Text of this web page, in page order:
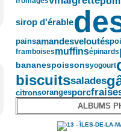
sirop d'érable
painsamandesveloutés
framboisesmuffinsépinards
bananespoissonsyogourt
biscuitssalades
citronsorangesporc
ALBUMS